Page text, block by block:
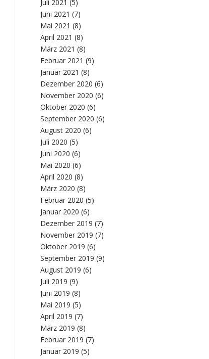
Juli 2021 (5)
Juni 2021 (7)
Mai 2021 (8)
April 2021 (8)
März 2021 (8)
Februar 2021 (9)
Januar 2021 (8)
Dezember 2020 (6)
November 2020 (6)
Oktober 2020 (6)
September 2020 (6)
August 2020 (6)
Juli 2020 (5)
Juni 2020 (6)
Mai 2020 (6)
April 2020 (8)
März 2020 (8)
Februar 2020 (5)
Januar 2020 (6)
Dezember 2019 (7)
November 2019 (7)
Oktober 2019 (6)
September 2019 (9)
August 2019 (6)
Juli 2019 (9)
Juni 2019 (8)
Mai 2019 (5)
April 2019 (7)
März 2019 (8)
Februar 2019 (7)
Januar 2019 (5)